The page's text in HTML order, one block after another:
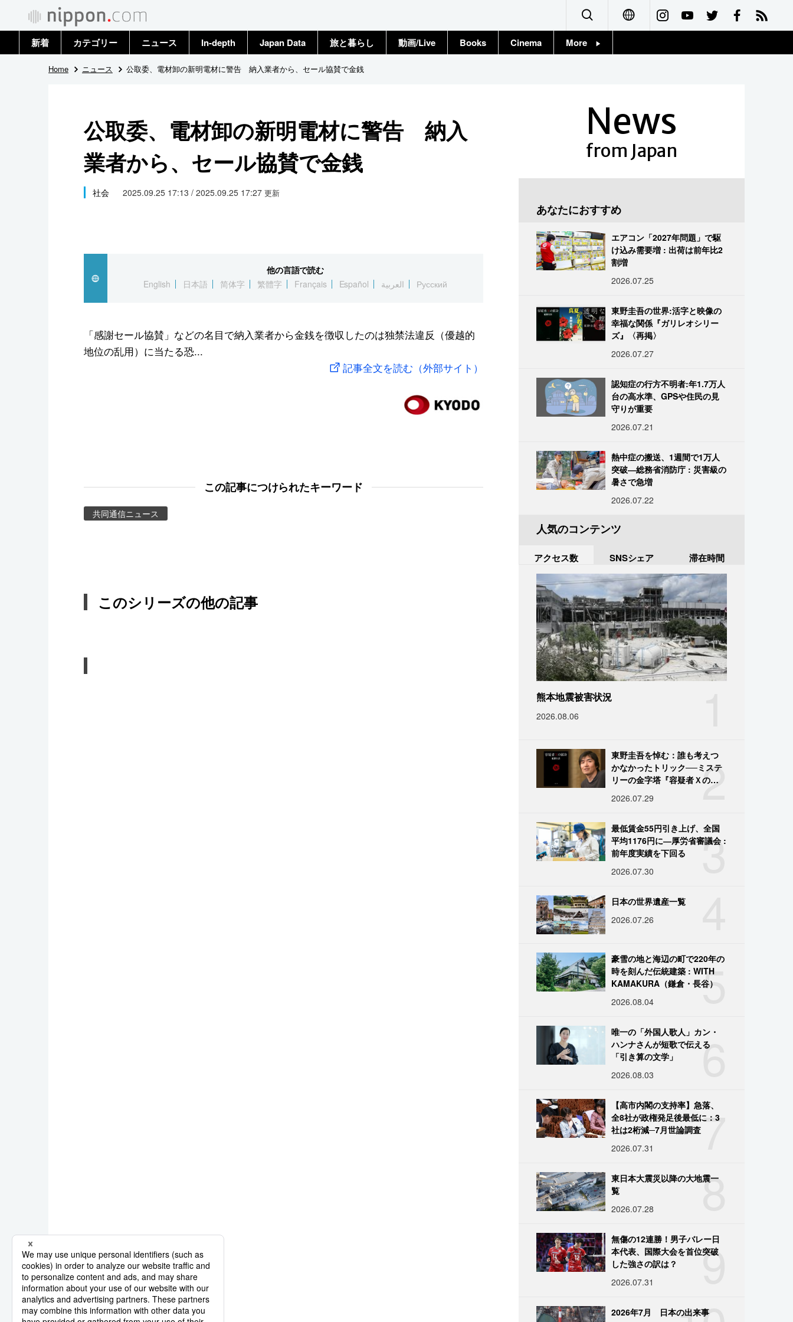
Français
新着 カテゴリー
政治・外交
国際
社会
文化
スポーツ・東京2020
ニュース
トップ
In-depth Japan Data 旅と暮らし 動画/Live Books Cinema More
Home ニュース 公取委、電材卸の新明電材に警告 納入業者から、セール協賛で金銭
公取委、電材卸の新明電材に警告 納入
業者から、セール協賛で金銭
社会 2025.09.25 17:13 / 2025.09.25 17:27 更新
他の言語で読む
English
日本語 简体字 繁體字 Français Español العربية Русский
「感謝セール協賛」などの名目で納入業者から金銭を徴収したのは独禁法違反（優越的
地位の乱用）に当たる恐...
記事全文を読む（外部サイト）
この記事につけられたキーワード
共同通信ニュース
このシリーズの他の記事
News
from Japan
あなたにおすすめ
エアコン「2027年問題」で駆
け込み需要増 : 出荷は前年比2
割増
2026.07.25
東野圭吾の世界:活字と映像の
幸福な関係『ガリレオシリー
ズ』〈再掲〉
2026.07.27
認知症の行方不明者:年1.7万人
台の高水準、GPSや住民の見
守りが重要
2026.07.21
熱中症の搬送、1週間で1万人
突破―総務省消防庁 : 災害級の
暑さで急増
2026.07.22
人気のコンテンツ
アクセス数 SNSシェア 滞在時間
熊本地震被害状況
2026.08.06
2
東野圭吾を悼む：誰も考えつ
かなかったトリック──ミステ
リーの金字塔『容疑者Ｘの献
2026.07.29
3
最低賃金55円引き上げ、全国
平均1176円に―厚労省審議会 :
前年度実績を下回る
2026.07.30
日本の世界遺産一覧
2026.07.26
5
豪雪の地と海辺の町で220年の
時を刻んだ伝統建築 : WITH
KAMAKURA（鎌倉・長谷）
2026.08.04
6
唯一の「外国人歌人」カン・
ハンナさんが短歌で伝える
「引き算の文学」
2026.08.03
7
【高市内閣の支持率】急落、
全8社が政権発足後最低に：3
社は2桁減─7月世論調査
2026.07.31
8
東日本大震災以降の大地震一
覧
2026.07.28
9
無傷の12連勝！男子バレー日
本代表、国際大会を首位突破
した強さの訳は？
2026.07.31
2026年7月 日本の出来事